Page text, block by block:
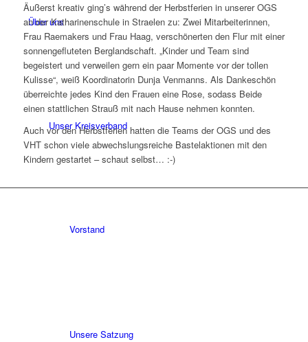
Über uns
Unser Kreisverband
Vorstand
Unsere Satzung
Äußerst kreativ ging’s während der Herbstferien in unserer OGS
an der Katharinenschule in Straelen zu: Zwei Mitarbeiterinnen,
Frau Raemakers und Frau Haag, verschönerten den Flur mit einer
sonnengefluteten Berglandschaft. „Kinder und Team sind
begeistert und verweilen gern ein paar Momente vor der tollen
Kulisse“, weiß Koordinatorin Dunja Venmanns. Als Dankeschön
überreichte jedes Kind den Frauen eine Rose, sodass Beide
einen stattlichen Strauß mit nach Hause nehmen konnten.
Auch vor den Herbstferien hatten die Teams der OGS und des
VHT schon viele abwechslungsreiche Bastelaktionen mit den
Kindern gestartet – schaut selbst… :-)